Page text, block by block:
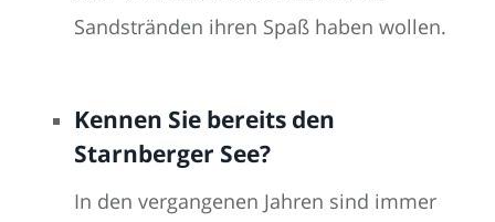
Sandstränden ihren Spaß haben wollen.
Kennen Sie bereits den
Starnberger See?
In den vergangenen Jahren sind immer